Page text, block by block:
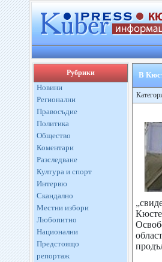
Рубрики
Новини
Регионални
Правосъдие
Политика
Общество
Коментари
Разследване
Култура и спорт
Интервю
Скандално
Местни избори
Любопитно
Национални
Предстоящо
репортаж
В